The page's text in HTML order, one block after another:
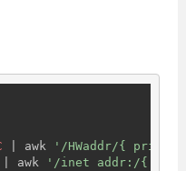
| awk
'/HWaddr/{ print
| awk
'/inet addr:/{